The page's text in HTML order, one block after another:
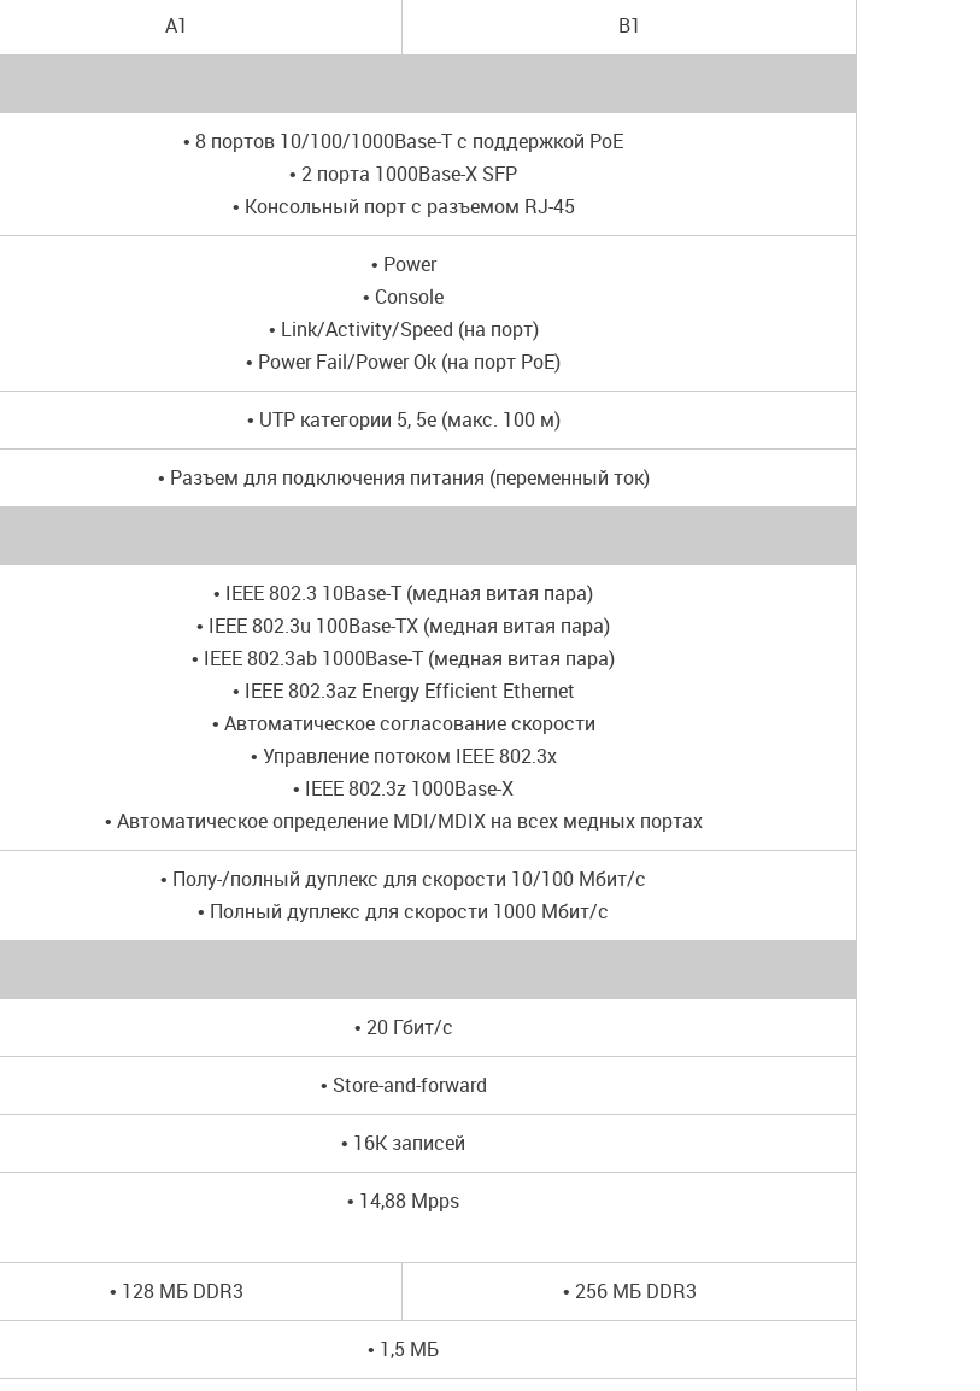
A1 B1
• 8 портов 10/100/1000Base-T с поддержкой PoE
• 2 порта 1000Base-X SFP
• Консольный порт с разъемом RJ-45
• Power
• Console
• Link/Activity/Speed (на порт)
• Power Fail/Power Ok (на порт PoE)
• UTP категории 5, 5e (макс. 100 м)
• Разъем для подключения питания (переменный ток)
• IEEE 802.3 10Base-T (медная витая пара)
• IEEE 802.3u 100Base-TX (медная витая пара)
• IEEE 802.3ab 1000Base-T (медная витая пара)
• IEEE 802.3az Energy Efficient Ethernet
• Автоматическое согласование скорости
• Управление потоком IEEE 802.3x
• IEEE 802.3z 1000Base-X
• Автоматическое определение MDI/MDIX на всех медных портах
• Полу-/полный дуплекс для скорости 10/100 Мбит/с
• Полный дуплекс для скорости 1000 Мбит/с
• 20 Гбит/с
• Store-and-forward
• 16K записей
• 14,88 Mpps
• 128 МБ DDR3 • 256 МБ DDR3
• 1,5 МБ